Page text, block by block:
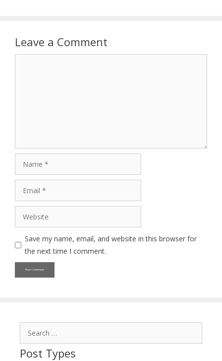
Leave a Comment
Website
Save my name, email, and website in this browser for
the next time I comment.
Post Types